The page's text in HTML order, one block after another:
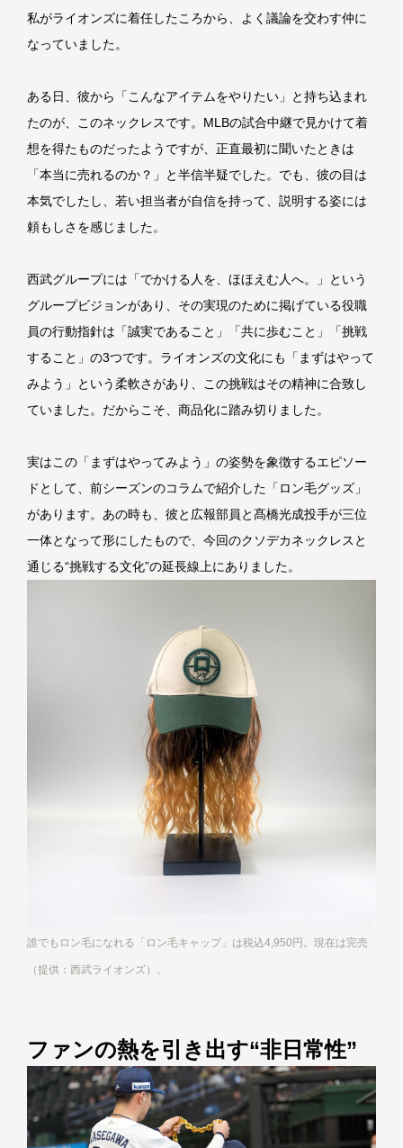
私がライオンズに着任したころから、よく議論を交わす仲に
なっていました。
ある日、彼から「こんなアイテムをやりたい」と持ち込まれ
たのが、このネックレスです。MLBの試合中継で見かけて着
想を得たものだったようですが、正直最初に聞いたときは
「本当に売れるのか？」と半信半疑でした。でも、彼の目は
本気でしたし、若い担当者が自信を持って、説明する姿には
頼もしさを感じました。
西武グループには「でかける人を、ほほえむ人へ。」という
グループビジョンがあり、その実現のために掲げている役職
員の行動指針は「誠実であること」「共に歩むこと」「挑戦
すること」の3つです。ライオンズの文化にも「まずはやって
みよう」という柔軟さがあり、この挑戦はその精神に合致し
ていました。だからこそ、商品化に踏み切りました。
実はこの「まずはやってみよう」の姿勢を象徴するエピソー
ドとして、前シーズンのコラムで紹介した「ロン毛グッズ」
があります。あの時も、彼と広報部員と髙橋光成投手が三位
一体となって形にしたもので、今回のクソデカネックレスと
通じる“挑戦する文化”の延長線上にありました。
誰でもロン毛になれる「ロン毛キャップ」は税込4,950円。現在は完売
（提供：西武ライオンズ）。
ファンの熱を引き出す“非日常性”